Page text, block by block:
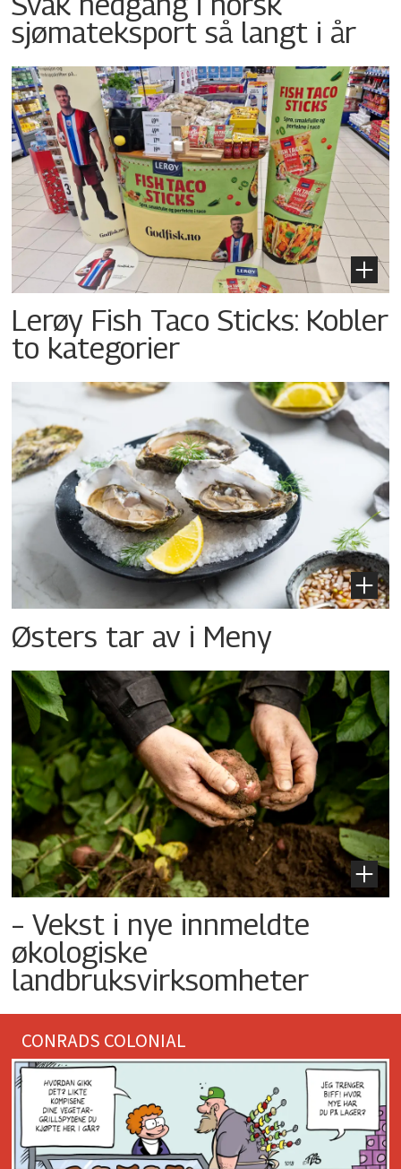
sjømateksport så langt i år
Lerøy Fish Taco Sticks: Kobler
to kategorier
Østers tar av i Meny
– Vekst i nye innmeldte
økologiske
landbruksvirksomheter
CONRADS COLONIAL